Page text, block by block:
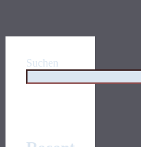
Suchen